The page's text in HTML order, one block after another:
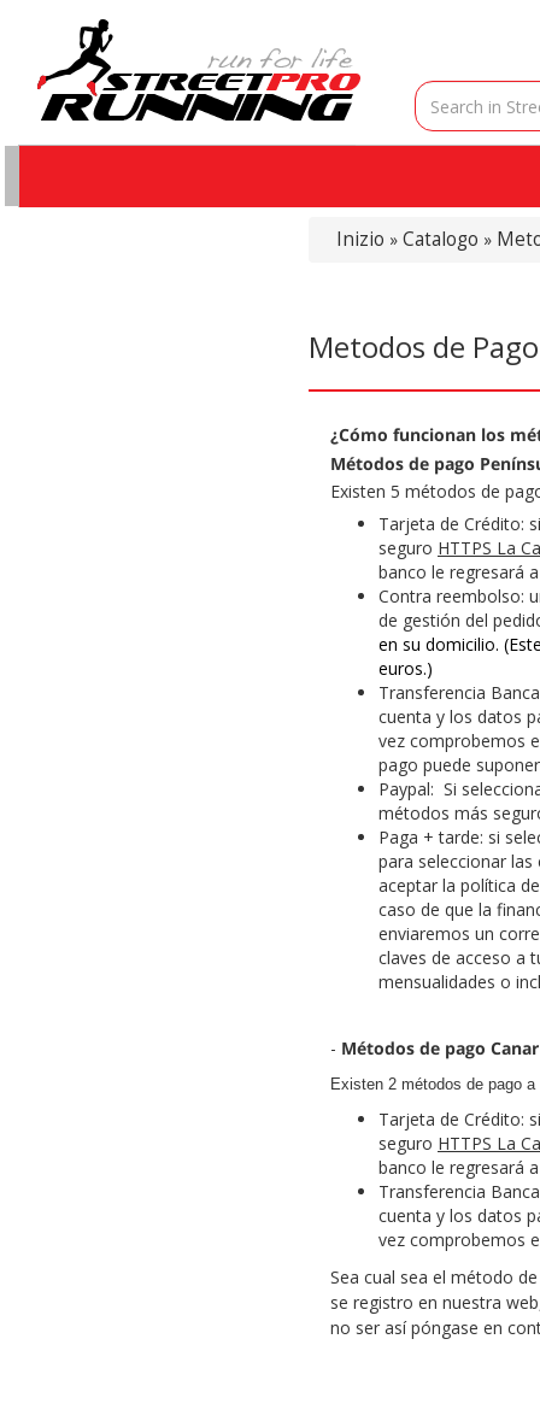
Inizio » Catalogo »
Metodos de Pago
¿Cómo funcionan los
Métodos de pago P
Existen 5 métodos de
Tarjeta de Crédito:
seguro HTTPS La
banco le regresará
Contra reembolso:
de gestión del
en su domicilio.
euros.)
Transferencia
cuenta y los datos
vez comprobemos
pago puede
Paypal: Si
métodos más
Paga + tarde: si
para seleccionar
aceptar la política
caso de que la
enviaremos un
claves de acceso a
mensualidades o
- Métodos de pago
Existen 2 métodos de pago
Tarjeta de Crédito:
seguro HTTPS La
banco le regresará
Transferencia
cuenta y los datos
vez comprobemos
Sea cual sea el método
se registro en nuestra
no ser así póngase en